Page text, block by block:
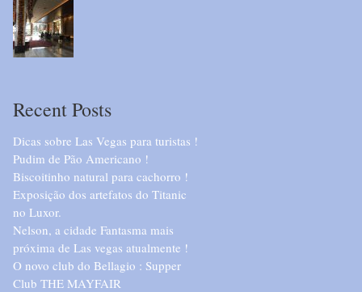
Recent Posts
Dicas sobre Las Vegas para turistas !
Pudim de Pão Americano !
Biscoitinho natural para cachorro !
Exposição dos artefatos do Titanic
no Luxor.
Nelson, a cidade Fantasma mais
próxima de Las vegas atualmente !
O novo club do Bellagio : Supper
Club THE MAYFAIR